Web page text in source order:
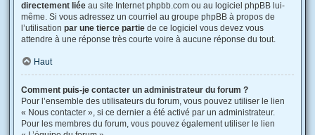
directement liée au site Internet phpbb.com ou au logiciel phpBB lui-
même. Si vous adressez un courriel au groupe phpBB à propos de
l’utilisation par une tierce partie de ce logiciel vous devez vous
attendre à une réponse très courte voire à aucune réponse du tout.
Haut
Comment puis-je contacter un administrateur du forum ?
Pour l’ensemble des utilisateurs du forum, vous pouvez utiliser le lien
« Nous contacter », si ce dernier a été activé par un administrateur.
Pour les membres du forum, vous pouvez également utiliser le lien